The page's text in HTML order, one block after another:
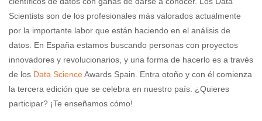
Scientists son de los profesionales más valorados actualmente
por la importante labor que están haciendo en el análisis de
datos. En España estamos buscando personas con proyectos
innovadores y revolucionarios, y una forma de hacerlo es a través
de los Data ScienceAwards Spain. Entra otoño y con él comienza
la tercera edición que se celebra en nuestro país. ¿Quieres
participar? ¡Te enseñamos cómo!